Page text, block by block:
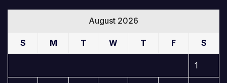
August 2026
S M T W T F S
1